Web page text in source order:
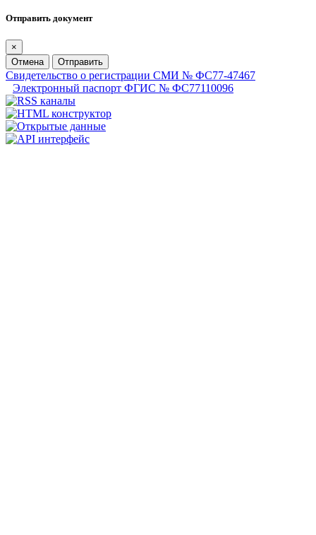
Отправить документ
×
Отмена
Отправить
Свидетельство о регистрации СМИ № ФС77-47467
Электронный паспорт ФГИС № ФС77110096